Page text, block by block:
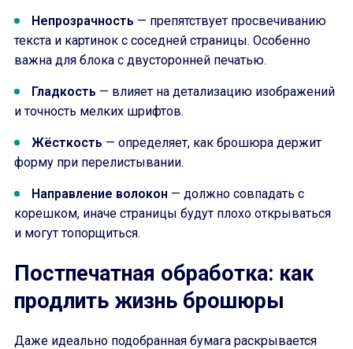
Непрозрачность — препятствует просвечиванию
текста и картинок с соседней страницы. Особенно
важна для блока с двусторонней печатью.
Гладкость — влияет на детализацию изображений
и точность мелких шрифтов.
Жёсткость — определяет, как брошюра держит
форму при перелистывании.
Направление волокон — должно совпадать с
корешком, иначе страницы будут плохо открываться
и могут топорщиться.
Постпечатная обработка: как
продлить жизнь брошюры
Даже идеально подобранная бумага раскрывается